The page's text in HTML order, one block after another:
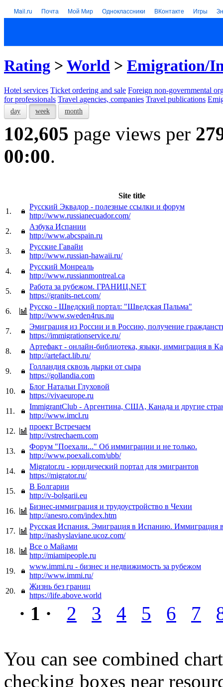
Mail.ru Почта Мой Мир Одноклассники ВКонтакте Игры
Rating > World > Emigration/
Hotel services Тicket ordering and sale Foreign non-governmental
for professionals Travel agencies, companies Travel publications
day week month
102,605 page views per
00:00.
Site title
1.
Русский Эквадор - полезные ссылки и форум
http://www.russianecuador.com/
2.
Азбука Испании
http://www.abcspain.ru
3.
Русские Гавайи
http://www.russian-hawaii.ru/
4.
Русский Монреаль
http://www.russianmontreal.ca
5.
Работа за рубежом. ГРАНИЦ.NET
https://granits-net.com/
6.
Русско - Шведский портал: "Шведская Пальма"
http://www.sweden4rus.nu
7.
Эмиграция из России и в Россию, получение
https://immigrationservice.ru/
8.
Артефакт - онлайн-библиотека, языки, иммиграция в
http://artefact.lib.ru/
9.
Голландия сквозь дырки от сыра
https://gollandia.com
10.
Блог Натальи Глуховой
https://vivaeurope.ru
11.
ImmigrantClub - Аргентина, США, Канада и другие
http://www.imcl.ru
12.
проект Встречаем
http://vstrechaem.com
13.
Форум "Поехали..." Об иммиграции и не только.
http://www.poexali.com/ubb/
14.
Migrator.ru - юридический портал для эмигрантов
https://migrator.ru/
15.
В Болгарии
http://v-bolgarii.eu
16.
Бизнес-иммиграция и трудоустройство в Чехии
http://anesro.com/index.htm
17.
Русская Испания. Эмиграция в Испанию. Иммиграция
http://nashyslaviane.ucoz.com/
18.
Все о Майами
http://miamipeople.ru
19.
www.immi.ru - бизнес и недвижимость за рубежом
http://www.immi.ru/
20.
Жизнь без границ
https://life.above.world
· 1 · 2 3 4 5 6 7
You can see combined
checking boxes near